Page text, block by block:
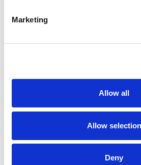
Marketing
Allow all
Allow selection
Deny
Waarom vinden sommige
niemand pijn wil doen,”
geschiedenisdocent mij
masterscriptie aan de UvA. Die